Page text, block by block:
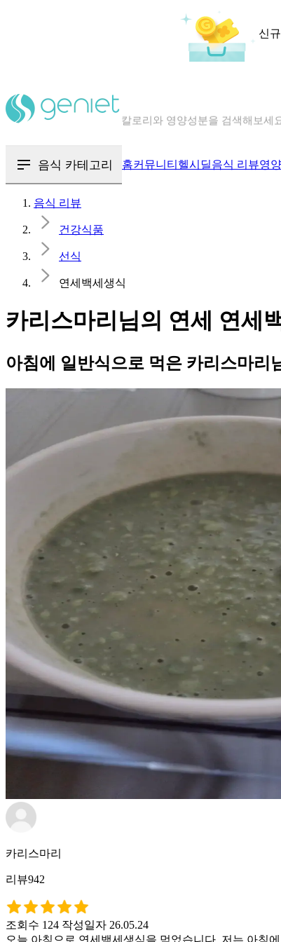
신
혈당 · 다이어트 음식 검색해보세
음식 카테고리 홈커뮤니티 헬시딜음식 리뷰영
음식 리뷰
건강식품
선식
연세백세생식
카리스마리님의 연세 연세
아침에 일반식으로 먹은 카리스마리
카리스마리
리뷰942
조회수 124 작성일자 26.05.24
오늘 아침으로 연세백세생식을 먹었습니다. 저는 아침